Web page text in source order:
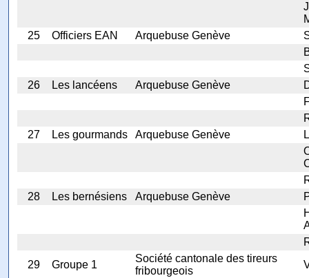
25
Officiers EAN Arquebuse Genève
26
Les lancéens Arquebuse Genève
27
Les gourmands Arquebuse Genève
28
Les bernésiens Arquebuse Genève
29
Groupe 1
Société cantonale des tireurs
fribourgeois